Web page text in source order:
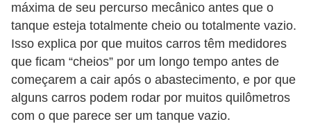
máxima de seu percurso mecânico antes que o
tanque esteja totalmente cheio ou totalmente vazio.
Isso explica por que muitos carros têm medidores
que ficam “cheios” por um longo tempo antes de
começarem a cair após o abastecimento, e por que
alguns carros podem rodar por muitos quilômetros
com o que parece ser um tanque vazio.
e
s
c
o
o
t